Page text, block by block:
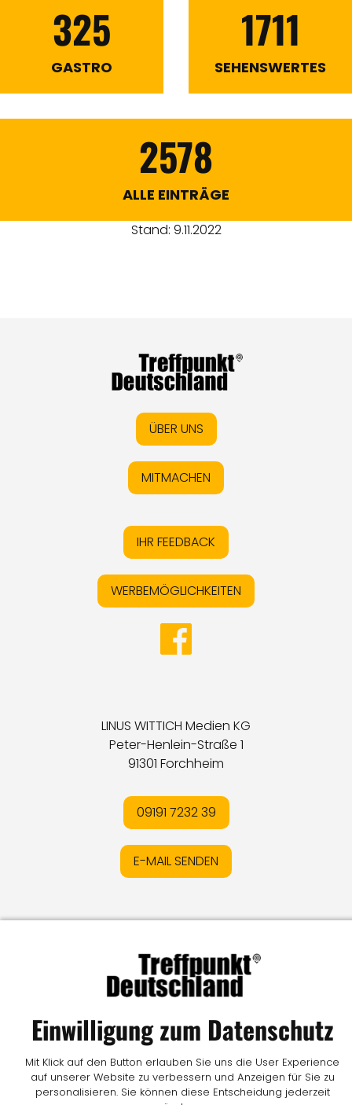
325
GASTRO
1711
SEHENSWERTES
2578
ALLE EINTRÄGE
Stand: 9.11.2022
ÜBER UNS
MITMACHEN
IHR FEEDBACK
WERBEMÖGLICHKEITEN
LINUS WITTICH Medien KG
Peter-Henlein-Straße 1
91301 Forchheim
09191 7232 39
E-MAIL SENDEN
MediadatenI Kontakt Vertrag widerrufen
© LW Medien GmbH
Einwilligung zum Datenschutz
Mit Klick auf den Button erlauben Sie uns die User Experience
auf unserer Website zu verbessern und Anzeigen für Sie zu
personalisieren. Sie können diese Entscheidung jederzeit